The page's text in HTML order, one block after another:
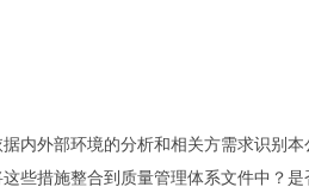
内外部环境的分析和相关方需求识别
些措施整合到质量管理体系文件中？